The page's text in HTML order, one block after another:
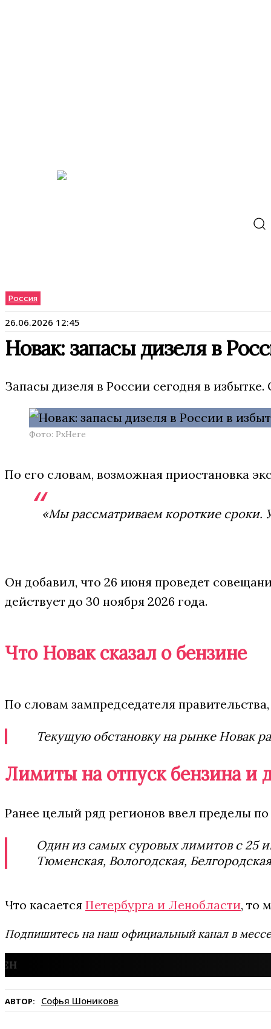
Россия
26.06.2026 12:45
Новак: запасы дизеля в
Запасы дизеля в России сегодня в
Фото: PxHere
По его словам, возможная приостановка
«Мы рассматриваем короткие сроки.
Он добавил, что 26 июня проведет
действует до 30 ноября 2026 года.
Что Новак сказал о бензине
По словам зампредседателя
Текущую обстановку на рынке Новак
Лимиты на отпуск бензина и
Ранее целый ряд регионов ввел пределы
Один из самых суровых лимитов с 25
Тюменская, Вологодская,
Что касается Петербурга и Ленобласти, то
Подпишитесь на наш официальный канал в
АВТОР: Софья Шоникова